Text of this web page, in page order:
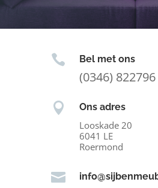
 Bel met ons
(0346) 822796
 Ons adres
Looskade 20
6041 LE
Roermond
